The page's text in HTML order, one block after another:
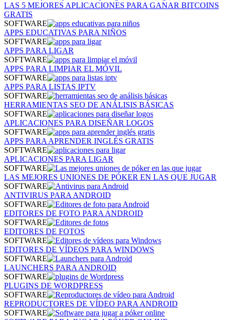
LAS 5 MEJORES APLICACIONES PARA GANAR BITCOINS
GRATIS
SOFTWARE
APPS EDUCATIVAS PARA NIÑOS
SOFTWARE
APPS PARA LIGAR
SOFTWARE
APPS PARA LIMPIAR EL MÓVIL
SOFTWARE
APPS PARA LISTAS IPTV
SOFTWARE
HERRAMIENTAS SEO DE ANÁLISIS BÁSICAS
SOFTWARE
APLICACIONES PARA DISEÑAR LOGOS
SOFTWARE
APPS PARA APRENDER INGLÉS GRATIS
SOFTWARE
APLICACIONES PARA LIGAR
SOFTWARE
LAS MEJORES UNIONES DE PÓKER EN LAS QUE JUGAR
SOFTWARE
ANTIVIRUS PARA ANDROID
SOFTWARE
EDITORES DE FOTO PARA ANDROID
SOFTWARE
EDITORES DE FOTOS
SOFTWARE
EDITORES DE VÍDEOS PARA WINDOWS
SOFTWARE
LAUNCHERS PARA ANDROID
SOFTWARE
PLUGINS DE WORDPRESS
SOFTWARE
REPRODUCTORES DE VÍDEO PARA ANDROID
SOFTWARE